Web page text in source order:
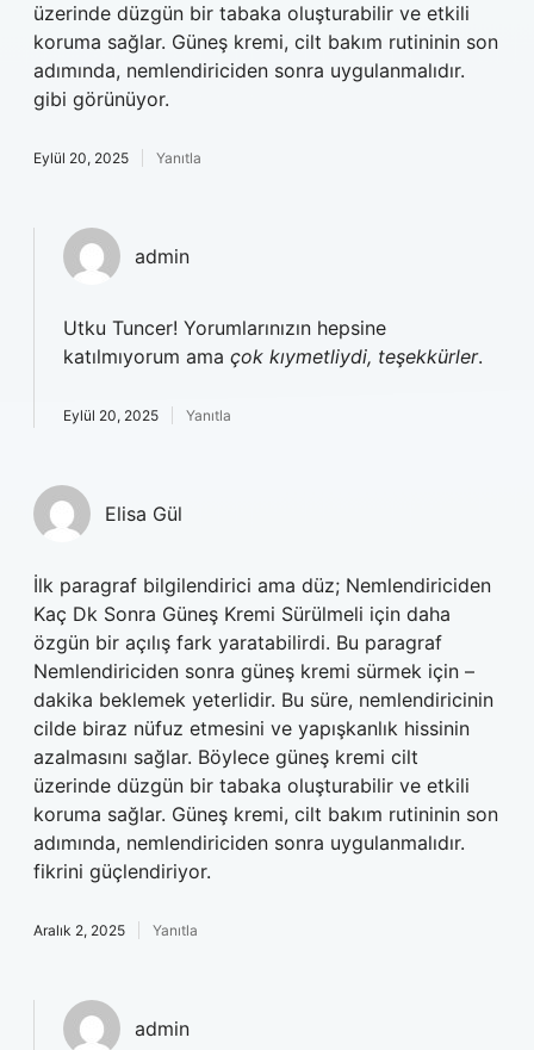
üzerinde düzgün bir tabaka oluşturabilir ve etkili
koruma sağlar. Güneş kremi, cilt bakım rutininin son
adımında, nemlendiriciden sonra uygulanmalıdır.
gibi görünüyor.
Eylül 20, 2025 Yanıtla
admin
Utku Tuncer! Yorumlarınızın hepsine
katılmıyorum ama çok kıymetliydi, teşekkürler.
Eylül 20, 2025 Yanıtla
Elisa Gül
İlk paragraf bilgilendirici ama düz; Nemlendiriciden
Kaç Dk Sonra Güneş Kremi Sürülmeli için daha
özgün bir açılış fark yaratabilirdi. Bu paragraf
Nemlendiriciden sonra güneş kremi sürmek için –
dakika beklemek yeterlidir. Bu süre, nemlendiricinin
cilde biraz nüfuz etmesini ve yapışkanlık hissinin
azalmasını sağlar. Böylece güneş kremi cilt
üzerinde düzgün bir tabaka oluşturabilir ve etkili
koruma sağlar. Güneş kremi, cilt bakım rutininin son
adımında, nemlendiriciden sonra uygulanmalıdır.
fikrini güçlendiriyor.
Aralık 2, 2025 Yanıtla
admin